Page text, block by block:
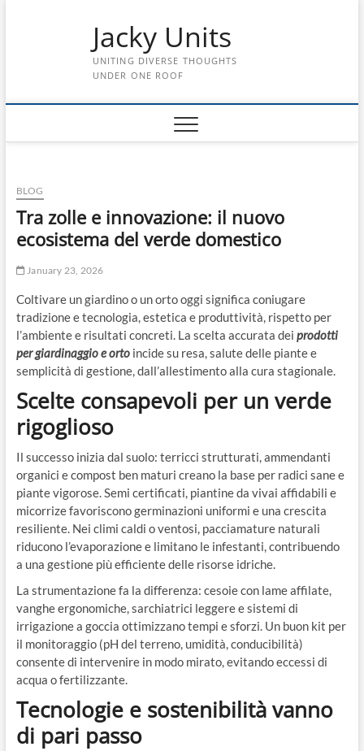
Jacky Units
UNITING DIVERSE THOUGHTS
UNDER ONE ROOF
BLOG
Tra zolle e innovazione: il nuovo
ecosistema del verde domestico
January 23, 2026
Coltivare un giardino o un orto oggi significa coniugare
tradizione e tecnologia, estetica e produttività, rispetto per
l’ambiente e risultati concreti. La scelta accurata dei prodotti
per giardinaggio e ortoincide su resa, salute delle piante e
semplicità di gestione, dall’allestimento alla cura stagionale.
Scelte consapevoli per un verde
rigoglioso
Il successo inizia dal suolo: terricci strutturati, ammendanti
organici e compost ben maturi creano la base per radici sane e
piante vigorose. Semi certificati, piantine da vivai affidabili e
micorrize favoriscono germinazioni uniformi e una crescita
resiliente. Nei climi caldi o ventosi, pacciamature naturali
riducono l’evaporazione e limitano le infestanti, contribuendo
a una gestione più efficiente delle risorse idriche.
La strumentazione fa la differenza: cesoie con lame affilate,
vanghe ergonomiche, sarchiatrici leggere e sistemi di
irrigazione a goccia ottimizzano tempi e sforzi. Un buon kit per
il monitoraggio (pH del terreno, umidità, conducibilità)
consente di intervenire in modo mirato, evitando eccessi di
acqua o fertilizzante.
Tecnologie e sostenibilità vanno
di pari passo